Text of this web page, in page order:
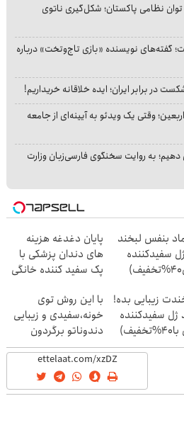
توان نظامی پاکستان؛ شکل‌گیری ناتوی
گفته‌های نویسنده «بازی تاج‌وتخت» درباره
در برابر ایران؛ ایده خلاقانه خریداریم!
وقتی یک ویدئو به آیینه‌ای از جامعه
به روایت سخنگوی فارسی‌زبان وزارت
بنفس لبخند
سفیدکننده
پایان دغدغه هزینه
های دندان پزشکی با
پک سفید کننده خانگی
زیبایی بده!
ژل سفیدکننده
با این روش توی
خونه،سفیدی و زیبایی
دندوناتو برگردون
(40%off)